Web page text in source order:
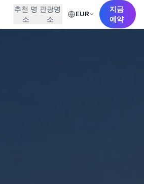
추천 명
소
관광명
소
EUR
지금
예약